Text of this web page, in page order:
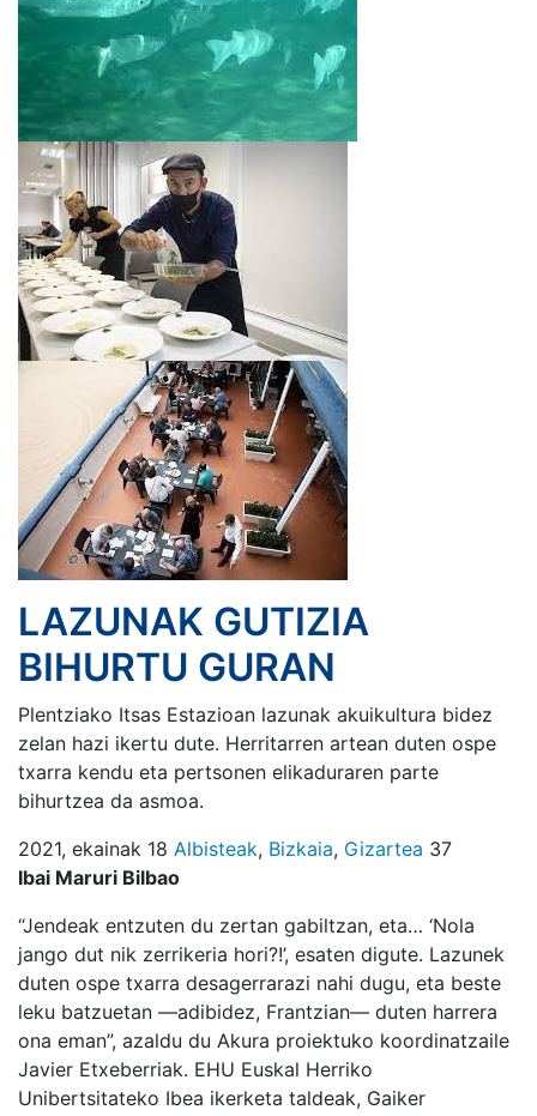
LAZUNAK GUTIZIA
BIHURTU GURAN
Plentziako Itsas Estazioan lazunak akuikultura bidez
zelan hazi ikertu dute. Herritarren artean duten ospe
txarra kendu eta pertsonen elikaduraren parte
bihurtzea da asmoa.
2021, ekainak 18 Albisteak, Bizkaia, Gizartea 37
Ibai Maruri Bilbao
“Jendeak entzuten du zertan gabiltzan, eta… ‘Nola
jango dut nik zerrikeria hori?!’, esaten digute. Lazunek
duten ospe txarra desagerrarazi nahi dugu, eta beste
leku batzuetan —adibidez, Frantzian— duten harrera
ona eman”, azaldu du Akura proiektuko koordinatzaile
Javier Etxeberriak. EHU Euskal Herriko
Unibertsitateko Ibea ikerketa taldeak, Gaiker